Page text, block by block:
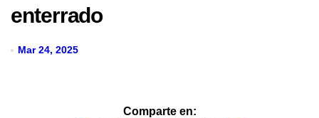
enterrado
Mar 24, 2025
Comparte en: